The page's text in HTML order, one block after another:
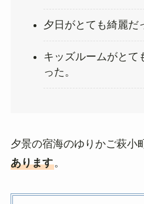
夕日がとても綺麗だ
キッズルームがとて
った。
夕景の宿海のゆりかご萩小
あります。